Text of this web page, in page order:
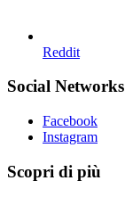
Reddit
Social Networks
Facebook
Instagram
Scopri di più